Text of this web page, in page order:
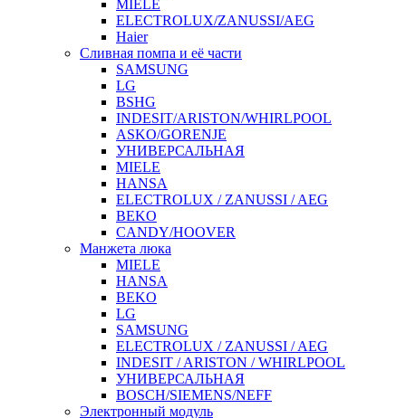
MIELE
ELECTROLUX/ZANUSSI/AEG
Haier
Сливная помпа и её части
SAMSUNG
LG
BSHG
INDESIT/ARISTON/WHIRLPOOL
ASKO/GORENJE
УНИВЕРСАЛЬНАЯ
MIELE
HANSA
ELECTROLUX / ZANUSSI / AEG
BEKO
CANDY/HOOVER
Манжета люка
MIELE
HANSA
BEKO
LG
SAMSUNG
ELECTROLUX / ZANUSSI / AEG
INDESIT / ARISTON / WHIRLPOOL
УНИВЕРСАЛЬНАЯ
BOSCH/SIEMENS/NEFF
Электронный модуль